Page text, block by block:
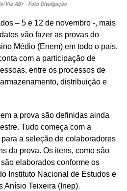
Via ABr - Foto Divulgação
– 5 e 12 de novembro -, mais
vão fazer as provas do
Médio (Enem) em todo o país.
com a participação de
entre os processos de
distribuição e
a prova são definidas ainda
Tudo começa com a
a seleção de colaboradores
da prova. Os itens, como são
elaborados conforme os
Instituto Nacional de Estudos e
Anísio Teixeira (Inep).